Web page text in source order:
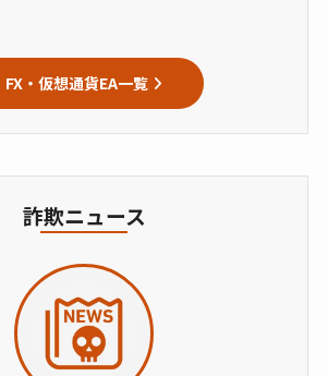
FX・仮想通貨EA一覧
詐欺ニュース